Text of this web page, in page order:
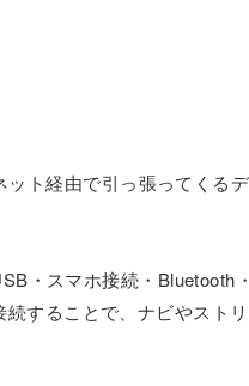
ト経由で引っ張ってくる
・スマホ接続・Bluetooth
することで、ナビやスト